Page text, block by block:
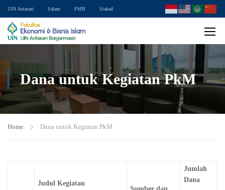
UIN Antasari Salam PMB Siakad
Dana untuk Kegiatan PkM
Home Dana untuk Kegiatan PkM
Judul Kegiatan
Jumlah
Dana